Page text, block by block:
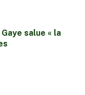
salue « la